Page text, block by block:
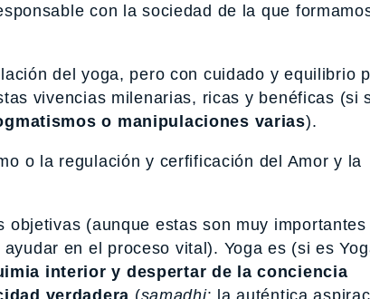
con la sociedad de la que
del yoga, pero con cuidado y equilibrio
vivencias milenarias, ricas y benéficas (si
o manipulaciones varias).
o la regulación y cerfificación del Amor y la
(aunque estas son muy importantes
en el proceso vital). Yoga es (si es
interior y despertar de la conciencia
verdadera (samadhi: la auténtica